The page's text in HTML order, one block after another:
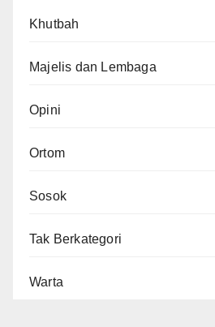
Khutbah
Majelis dan Lembaga
Opini
Ortom
Sosok
Tak Berkategori
Warta